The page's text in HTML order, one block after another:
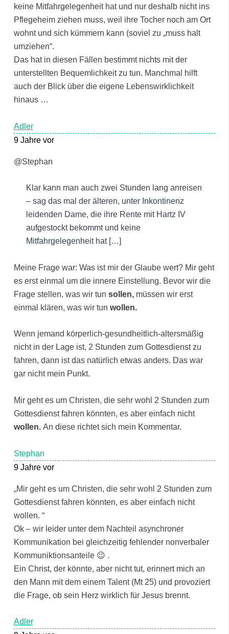
keine Mitfahrgelegenheit hat und nur deshalb nicht ins
Pflegeheim ziehen muss, weil ihre Tocher noch am Ort
wohnt und sich kümmern kann (soviel zu „muss halt
umziehen“.
Das hat in diesen Fällen bestimmt nichts mit der
unterstellten Bequemlichkeit zu tun. Manchmal hilft
auch der Blick über die eigene Lebenswirklichkeit
hinaus …
Adler
9 Jahre vor
@Stephan
Klar kann man auch zwei Stunden lang anreisen
– sag das mal der älteren, unter Inkontinenz
leidenden Dame, die ihre Rente mit Hartz IV
aufgestockt bekommt und keine
Mitfahrgelegenheit hat […]
Meine Frage war: Was ist mir der Glaube wert? Mir geht
es erst einmal um die innere Einstellung. Bevor wir die
Frage stellen, was wir tun sollen, müssen wir erst
einmal klären, was wir tun wollen.
Wenn jemand körperlich-gesundheitlich-altersmäßig
nicht in der Lage ist, 2 Stunden zum Gottesdienst zu
fahren, dann ist das natürlich etwas anders. Das war
gar nicht mein Punkt.
Mir geht es um Christen, die sehr wohl 2 Stunden zum
Gottesdienst fahren könnten, es aber einfach nicht
wollen. An diese richtet sich mein Kommentar.
Stephan
9 Jahre vor
„Mir geht es um Christen, die sehr wohl 2 Stunden zum
Gottesdienst fahren könnten, es aber einfach nicht
wollen. “
Ok – wir leider unter dem Nachteil asynchroner
Kommunikation bei gleichzeitig fehlender nonverbaler
Kommuniktionsanteile 😉 .
Ein Christ, der könnte, aber nicht tut, erinnert mich an
den Mann mit dem einem Talent (Mt 25) und provoziert
die Frage, ob sein Herz wirklich für Jesus brennt.
Adler